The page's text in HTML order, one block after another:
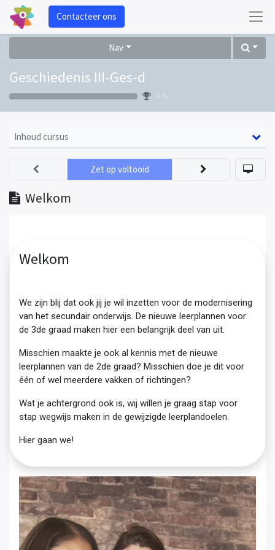
Contacteer ons
Nav
Geschiedenis III-Ges-d
0 %
Inhoud cursus
Welkom
Zet op voltooid
Welkom
We zijn blij dat ook jij je wil inzetten voor de modernisering
van het secundair onderwijs. De nieuwe leerplannen voor
de 3de graad maken hier een belangrijk deel van uit.
Misschien maakte je ook al kennis met de nieuwe
leerplannen van de 2de graad? Misschien doe je dit voor
één of wel meerdere vakken of richtingen?
Wat je achtergrond ook is, wij willen je graag stap voor
stap wegwijs maken in de gewijzigde leerplandoelen.
Hier gaan we!